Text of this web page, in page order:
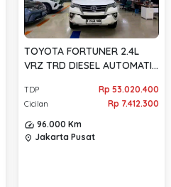
TOYOTA FORTUNER 2.4L
VRZ TRD DIESEL AUTOMATIC
TDP Rp 53.020.400
Cicilan
Rp 7.412.300
96.000 Km
location_on Jakarta Pusat